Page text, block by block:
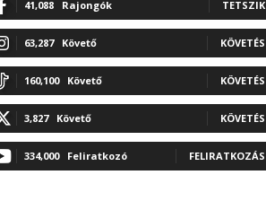
41,088 Rajongók TETSZIK
63,287 Követő KÖVETÉS
160,100 Követő KÖVETÉS
3,827 Követő KÖVETÉS
334,000 Feliratkozó FELIRATKOZÁS